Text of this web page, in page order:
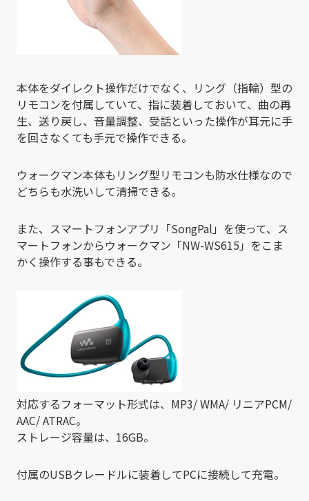
本体をダイレクト操作だけでなく、リング（指輪）型の
リモコンを付属していて、指に装着しておいて、曲の再
生、送り戻し、音量調整、受話といった操作が耳元に手
を回さなくても手元で操作できる。
ウォークマン本体もリング型リモコンも防水仕様なので
どちらも水洗いして清掃できる。
また、スマートフォンアプリ「SongPal」を使って、ス
マートフォンからウォークマン「NW-WS615」をこま
かく操作する事もできる。
対応するフォーマット形式は、MP3/ WMA/ リニアPCM/
AAC/ ATRAC。
ストレージ容量は、16GB。
付属のUSBクレードルに装着してPCに接続して充電。